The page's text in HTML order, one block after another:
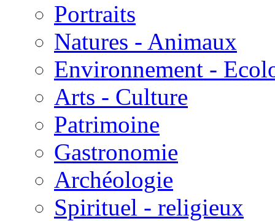
Portraits
Natures - Animaux
Environnement -
Arts - Culture
Patrimoine
Gastronomie
Archéologie
Spirituel - religieux